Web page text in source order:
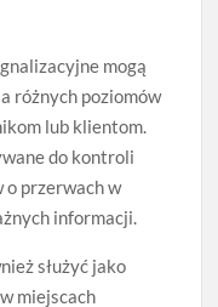
mogą
różnych poziomów
lub klientom.
do kontroli
o przerwach w
informacji.
służyć jako
miejscach